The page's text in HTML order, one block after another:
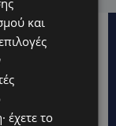
και
έχετε το